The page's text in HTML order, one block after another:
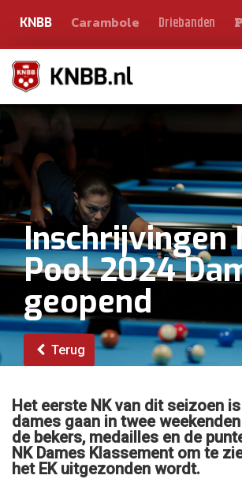
KNBB Carambole Driebanden
Inschrijvingen
Pool 2024
geopend
Terug
Het eerste NK van dit seizoen
dames gaan in twee
de bekers, medailles en de
NK Dames Klassement om te
het EK uitgezonden wordt.